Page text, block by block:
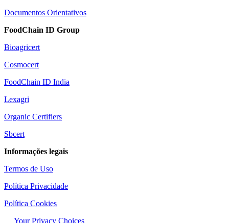
Documentos Orientativos
FoodChain ID Group
Bioagricert
Cosmocert
FoodChain ID India
Lexagri
Organic Certifiers
Sbcert
Informações legais
Termos de Uso
Política Privacidade
Política Cookies
Your Privacy Choices